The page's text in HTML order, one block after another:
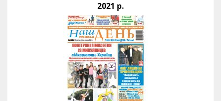
2021 р.